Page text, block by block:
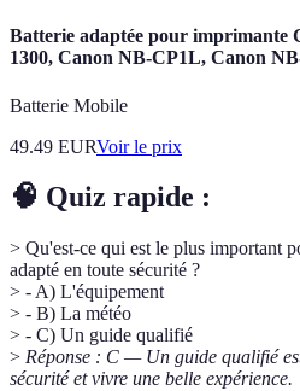
Batterie adaptée pour imprimante
1300, Canon NB-CP1L, Canon
Batterie Mobile
49.49 EURVoir le prix
🧠 Quiz rapide :
> Qu'est-ce qui est le plus important
adapté en toute sécurité ?
> - A) L'équipement
> - B) La météo
> - C) Un guide qualifié
> Réponse : C — Un guide qualifié
sécurité et vivre une belle expérience.